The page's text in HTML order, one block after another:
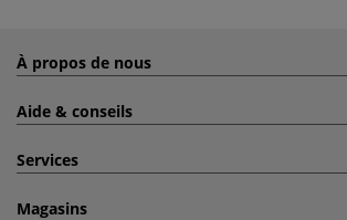
À propos de nous
Aide & conseils
Services
Magasins